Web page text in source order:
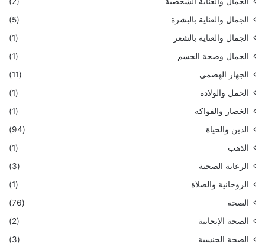
الجمال والعناية بالبشرة
(5)
الجمال والعناية بالشعر
(1)
الجمال وصحة الجسم
(1)
الجهاز الهضمي
(11)
الحمل والولادة
(1)
الخضار والفواكه
(1)
الدين والحياة
(94)
الذهب
(1)
الرعاية الصحية
(3)
الروحانية والصلاة
(1)
الصحة
(76)
الصحة الإنجابية
(2)
الصحة الجنسية
(3)